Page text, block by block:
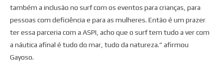
também a inclusão no surf com os eventos para crianças, para
pessoas com deficiência e para as mulheres. Então é um prazer
ter essa parceria com a ASPI, acho que o surf tem tudo a ver com
a náutica afinal é tudo do mar, tudo da natureza.” afirmou
Gayoso.